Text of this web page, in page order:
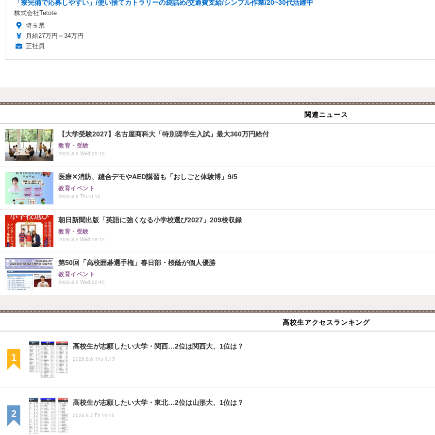
「寮完備で応募しやすい」/使い捨てカトラリーの袋詰め/交通費支給/シンプル作業/20~30代活躍中
株式会社Tetote
埼玉県
月給27万円～34万円
正社員
関連ニュース
【大学受験2027】名古屋商科大「特別奨学生入試」最大360万円給付
教育・受験
2026.8.5 Wed 20:15
医療✕消防、縫合デモやAED講習も「おしごと体験博」9/5
教育イベント
2026.8.6 Thu 0:15
朝日新聞出版「英語に強くなる小学校選び2027」209校収録
教育・受験
2026.8.5 Wed 19:15
第50回「高校囲碁選手権」春日部・桜蔭が個人優勝
教育イベント
2026.8.5 Wed 22:45
高校生アクセスランキング
高校生が志願したい大学・関西…2位は関西大、1位は？
2026.8.6 Thu 9:15
高校生が志願したい大学・東北…2位は山形大、1位は？
2026.8.7 Fri 10:15